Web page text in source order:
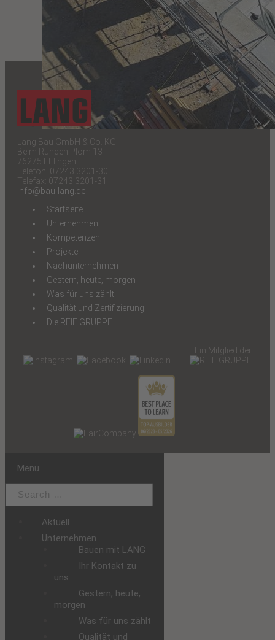
Lang Bau GmbH & Co. KG
Beim Runden Plom 13
76275 Ettlingen
Telefon: 07243 3201-30
Telefax: 07243 3201-31
info@bau-lang.de
Startseite
Unternehmen
Kompetenzen
Projekte
Nachunternehmen
Gestern, heute, morgen
Was für uns zählt
Qualität und Zertifizierung
Die REIF GRUPPE
Ein Mitglied der
Menu
Aktuell
Unternehmen
Bauen mit LANG
Ihr Kontakt zu
uns
Gestern, heute,
morgen
Was für uns zählt
Qualität und